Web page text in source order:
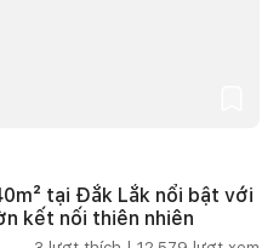
tại Đắk Lắk nổi bật với
kết nối thiên nhiên